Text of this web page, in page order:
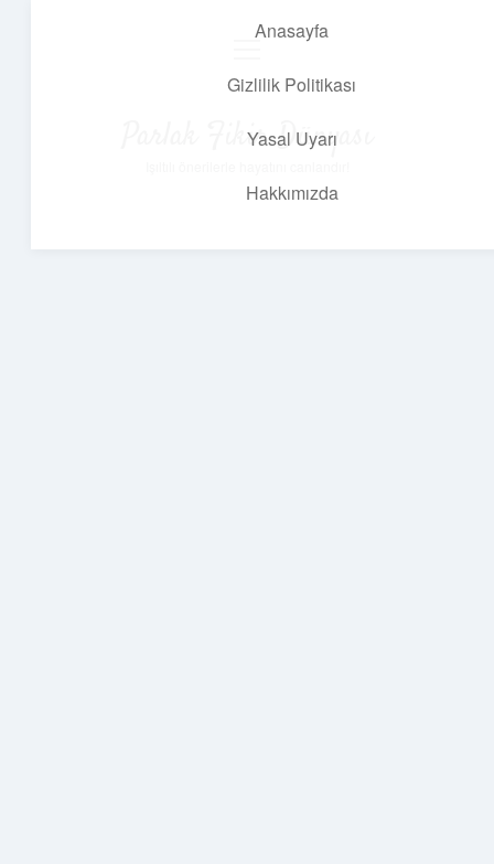
Anasayfa
Gizlilik Politikası
Yasal Uyarı
Hakkımızda
Parlak Fikir Dünyası